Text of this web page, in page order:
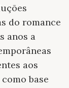
do romance
anos a
aos
base